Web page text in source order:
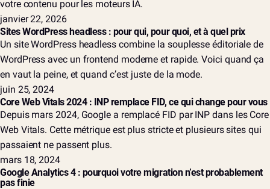
votre contenu pour les moteurs IA.
janvier 22, 2026
Sites WordPress headless : pour qui, pour quoi, et à quel prix
Un site WordPress headless combine la souplesse éditoriale de
WordPress avec un frontend moderne et rapide. Voici quand ça
en vaut la peine, et quand c’est juste de la mode.
juin 25, 2024
Core Web Vitals 2024 : INP remplace FID, ce qui change pour vous
Depuis mars 2024, Google a remplacé FID par INP dans les Core
Web Vitals. Cette métrique est plus stricte et plusieurs sites qui
passaient ne passent plus.
mars 18, 2024
Google Analytics 4 : pourquoi votre migration n’est probablement
pas finie